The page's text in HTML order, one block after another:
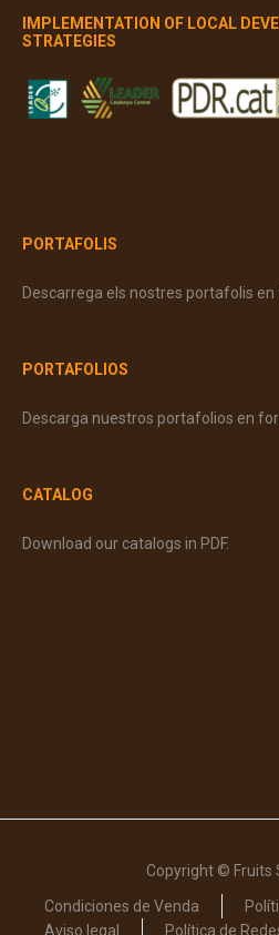
IMPLEMENTATION OF LOCAL
STRATEGIES
PORTAFOLIS
Descarrega els nostres portafolis
PORTAFOLIOS
Descarga nuestros portafolios en
CATALOG
Download our catalogs in PDF.
Copyright © Fruits
Condiciones de Venda
Aviso legal
Política de